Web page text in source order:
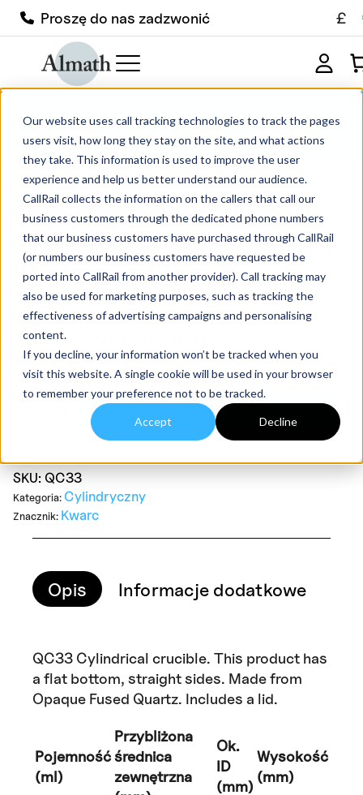
Our website uses call tracking technologies to track the pages
users visit, how long they stay on the site, and what actions
they take. This information is used to improve the user
experience and help us better understand our audience.
CallRail collects the information on the callers that call our
business customers through the dedicated phone numbers
that our business customers have purchased through CallRail
(or numbers our business customers have requested be
ported into CallRail from another provider). Call tracking may
also be used for marketing purposes, such as tracking the
effectiveness of advertising campaigns and personalising
content.
If you decline, your information won’t be tracked when you
visit this website. A single cookie will be used in your browser
to remember your preference not to be tracked.
Accept Decline
Proszę do nas zadzwonić £
QC33 Cylindryczny tygiel kwarcowy
17ml OD 33mm x ID 27mm x 33mm H
QC33 Cylindryczny tygiel
kwarcowy 17ml OD 33mm x
ID 27mm x 33mm H
€78.57 bez podatku
QC33 Cylindryczny tygiel z
nieprzezroczystego kwarcu topionego.
30 w magazynie (może być zamówiony)
ilość
17ml
OD
33mm
x
ID
Dodaj Do Koszyka
SKU: QC33
Kategoria: Cylindryczny
Znacznik: Kwarc
Opis Informacje dodatkowe
QC33 Cylindrical crucible. This product has
a flat bottom, straight sides. Made from
Opaque Fused Quartz. Includes a lid.
Pojemność
(ml)
Przybliżona
średnica
zewnętrzna
Ok.
ID
(mm)
Wysokość
(mm)